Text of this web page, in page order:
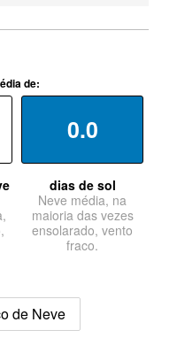
de:
0.0
dias de sol
Neve média, na
maioria das vezes
ensolarado, vento
fraco.
de Neve